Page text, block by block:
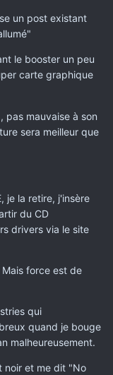
un post existant
le booster un peu
carte graphique
pas mauvaise à son
sera meilleur que
je la retire, j'insère
du CD
drivers via le site
force est de
qui
quand je bouge
malheureusement.
noir et me dit "No